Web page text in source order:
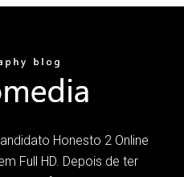
Honesto 2 Online
Full HD. Depois de ter